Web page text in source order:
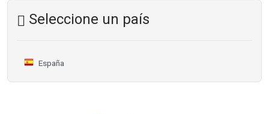
Seleccione un país
España